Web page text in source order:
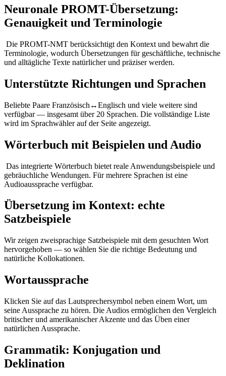
Neuronale PROMT-Übersetzung:
Genauigkeit und Terminologie
Die PROMT-NMT berücksichtigt den Kontext und bewahrt die
Terminologie, wodurch Übersetzungen für geschäftliche, technische
und alltägliche Texte natürlicher und präziser werden.
Unterstützte Richtungen und Sprachen
Beliebte Paare Französisch↔Englisch und viele weitere sind
verfügbar — insgesamt über 20 Sprachen. Die vollständige Liste
wird im Sprachwähler auf der Seite angezeigt.
Wörterbuch mit Beispielen und Audio
Das integrierte Wörterbuch bietet reale Anwendungsbeispiele und
gebräuchliche Wendungen. Für mehrere Sprachen ist eine
Audioaussprache verfügbar.
Übersetzung im Kontext: echte
Satzbeispiele
Wir zeigen zweisprachige Satzbeispiele mit dem gesuchten Wort
hervorgehoben — so wählen Sie die richtige Bedeutung und
natürliche Kollokationen.
Wortaussprache
Klicken Sie auf das Lautsprechersymbol neben einem Wort, um
seine Aussprache zu hören. Die Audios ermöglichen den Vergleich
britischer und amerikanischer Akzente und das Üben einer
natürlichen Aussprache.
Grammatik: Konjugation und
Deklination